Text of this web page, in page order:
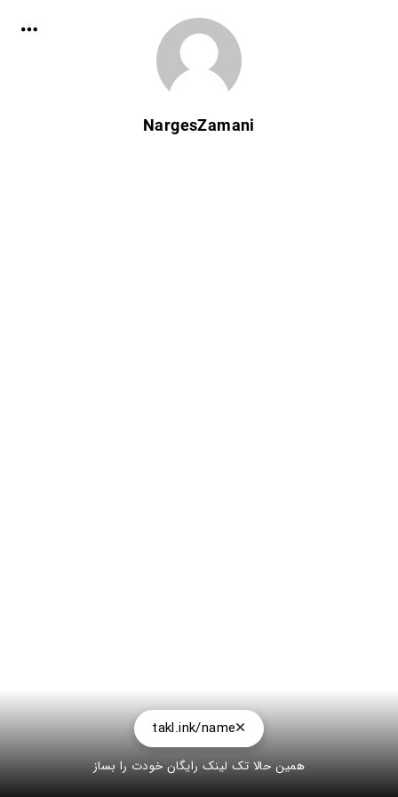
NargesZamani
takl.ink/name
همین حالا تک لینک رایگان خودت را بساز